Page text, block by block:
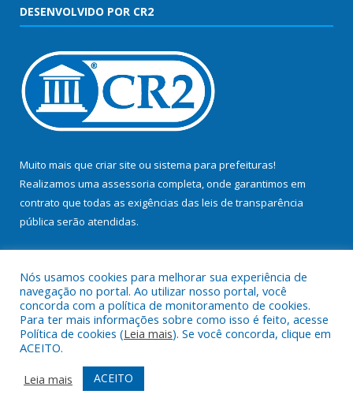
DESENVOLVIDO POR CR2
Muito mais que criar site ou sistema para prefeituras!
Realizamos uma assessoria completa, onde garantimos em
contrato que todas as exigências das leis de transparência
pública serão atendidas.
Todos os direitos reservados a Prefeitura Municipal de Bujaru.
Mapa do Site
Acessar Área Administrativa
Acessar Webmail
Nós usamos cookies para melhorar sua experiência de
navegação no portal. Ao utilizar nosso portal, você
concorda com a política de monitoramento de cookies.
Para ter mais informações sobre como isso é feito, acesse
Política de cookies (Leia mais). Se você concorda, clique em
ACEITO.
Leia mais
ACEITO